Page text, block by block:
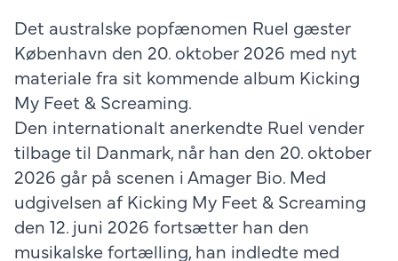
Det australske popfænomen Ruel gæster
København den 20. oktober 2026 med nyt
materiale fra sit kommende album Kicking
My Feet & Screaming.
Den internationalt anerkendte Ruel vender
tilbage til Danmark, når han den 20. oktober
2026 går på scenen i Amager Bio. Med
udgivelsen af Kicking My Feet & Screaming
den 12. juni 2026 fortsætter han den
musikalske fortælling, han indledte med